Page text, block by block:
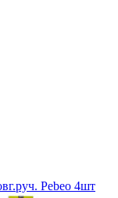
Pebeo 4шт